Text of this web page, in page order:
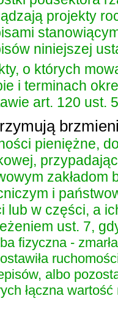
projekty
niniejszej
o których
i terminach
art. 120 ust.
pieniężne,
zakładom
i
lub w części, a
ust. 7,
fizyczna -
albo
łączna